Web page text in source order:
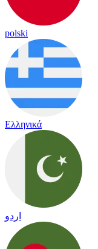
polski
Ελληνικά
اردو